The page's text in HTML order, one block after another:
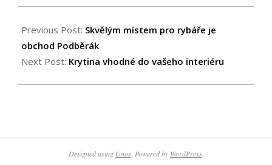
10-
31
Previous Post: Skvělým místem pro rybáře je
obchod Podběrák
Next Post: Krytina vhodné do vašeho interiéru
Designed using Unos. Powered by WordPress.